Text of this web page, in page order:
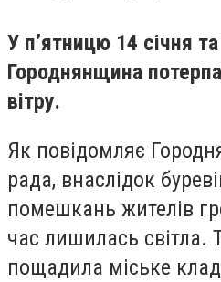
У п’ятницю 14 січня
Городнянщина
вітру.
Як повідомляє
рада, внаслідок
помешкань жителів
час лишилась світла.
пощадила міське